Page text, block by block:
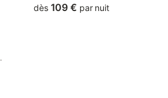
dès 109 € par nuit